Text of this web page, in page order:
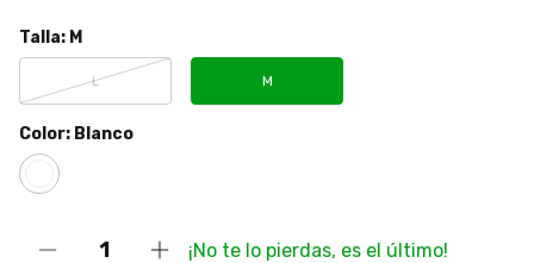
Talla: M
L M
Color: Blanco
¡No te lo pierdas, es el último!